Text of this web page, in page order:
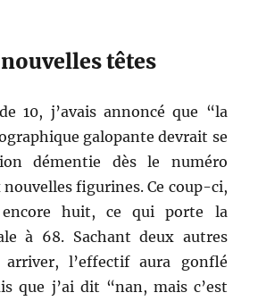
têtes
10, j’avais annoncé que “la
galopante devrait se
démentie dès le numéro
figurines. Ce coup-ci,
huit, ce qui porte la
à 68. Sachant deux autres
arriver, l’effectif aura gonflé
que j’ai dit “nan, mais c’est